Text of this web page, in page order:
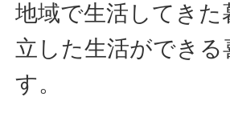
地域で生活してき
立した生活ができ
す。